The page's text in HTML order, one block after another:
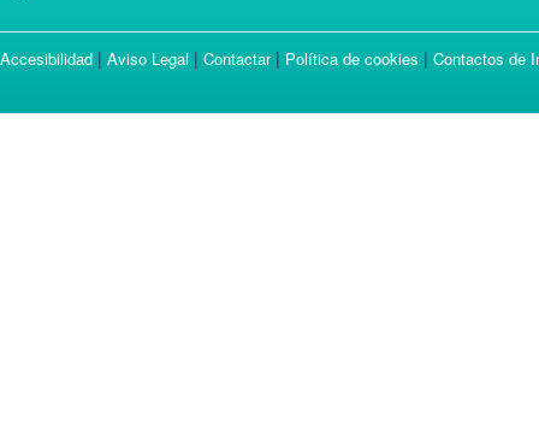
Accesibilidad | Aviso Legal | Contactar| Política de cookies | Contactos de